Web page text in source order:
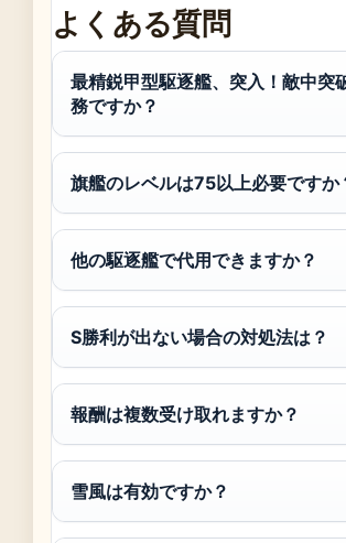
よくある質問
最精鋭甲型駆逐艦、突入！敵中突
務ですか？
旗艦のレベルは75以上必要ですか
他の駆逐艦で代用できますか？
S勝利が出ない場合の対処法は？
報酬は複数受け取れますか？
雪風は有効ですか？